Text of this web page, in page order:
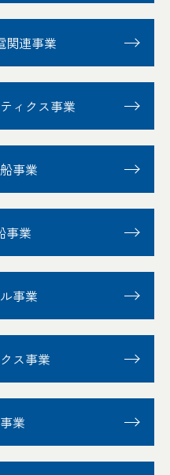
関連事業
ィクス事業
事業
事業
事業
ス事業
業